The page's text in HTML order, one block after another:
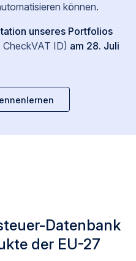
können.
unseres Portfolios
CheckVAT ID) am 28. Juli
Datenbank
der EU-27